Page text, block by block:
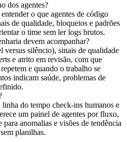
dos agentes?
o que agentes de código
de qualidade, bloqueios e padrões
o time sem ler logs brutos.
devem acompanhar?
versus silêncio), sinais de qualidade
e atrito em revisão, com que
e quando o trabalho se
indicam saúde, problemas de
do tempo check-ins humanos e
um painel de agentes por fluxo,
para anomalias e visões de tendência
planilhas.